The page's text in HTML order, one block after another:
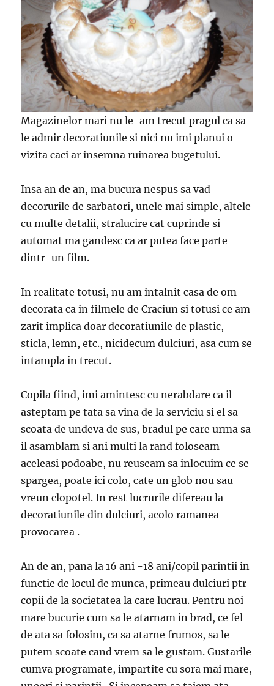
Magazinelor mari nu le-am trecut pragul ca sa
le admir decoratiunile si nici nu imi planui o
vizita caci ar insemna ruinarea bugetului.
Insa an de an, ma bucura nespus sa vad
decorurile de sarbatori, unele mai simple, altele
cu multe detalii, stralucire cat cuprinde si
automat ma gandesc ca ar putea face parte
dintr-un film.
In realitate totusi, nu am intalnit casa de om
decorata ca in filmele de Craciun si totusi ce am
zarit implica doar decoratiunile de plastic,
sticla, lemn, etc., nicidecum dulciuri, asa cum se
intampla in trecut.
Copila fiind, imi amintesc cu nerabdare ca il
asteptam pe tata sa vina de la serviciu si el sa
scoata de undeva de sus, bradul pe care urma sa
il asamblam si ani multi la rand foloseam
aceleasi podoabe, nu reuseam sa inlocuim ce se
spargea, poate ici colo, cate un glob nou sau
vreun clopotel. In rest lucrurile difereau la
decoratiunile din dulciuri, acolo ramanea
provocarea .
An de an, pana la 16 ani -18 ani/copil parintii in
functie de locul de munca, primeau dulciuri ptr
copii de la societatea la care lucrau. Pentru noi
mare bucurie cum sa le atarnam in brad, ce fel
de ata sa folosim, ca sa atarne frumos, sa le
putem scoate cand vrem sa le gustam. Gustarile
cumva programate, impartite cu sora mai mare,